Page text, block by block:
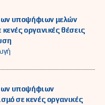
υποψήφιων μελών
οργανικές θέσεις
υποψήφιων
σε κενές οργανικές